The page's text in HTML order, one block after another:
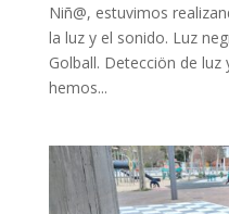
Niñ@, estuvimos
la luz y el sonido. Luz
Golball. Detecciön de luz
hemos...